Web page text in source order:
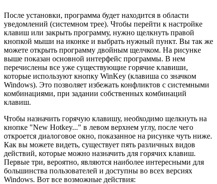
После установки, программа будет находится в области
уведомлений (системном трее). Чтобы перейти к настройке
клавиш или закрыть программу, нужно щелкнуть правой
кнопкой мыши на иконке и выбрать нужный пункт. Вы так же
можете открыть программу двойным щелчком. На рисунке
выше показан основной интерфейс программы. В нем
перечислены все уже существующие горячие клавиши,
которые используют кнопку WinKey (клавиша со значком
Windows). Это позволяет избежать конфликтов с системными
комбинациями, при задании собственных комбинаций
клавиш.
Чтобы назначить горячую клавишу, необходимо щелкнуть на
кнопке "New Hotkey..." в левом верхнем углу, после чего
откроется диалоговое окно, показанное на рисунке чуть ниже.
Как вы можете видеть, существует пять различных видов
действий, которые можно назначить для горячих клавиш.
Первые три, вероятно, являются наиболее интересными для
большинства пользователей и доступны во всех версиях
Windows. Вот все возможные действия: